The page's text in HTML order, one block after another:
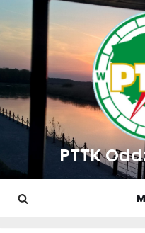
Przejdź
do
treści
PTTK